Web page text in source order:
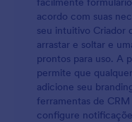
acordo com suas
seu intuitivo Criador
arrastar e soltar e
prontos para uso. A
permite que
adicione seu
ferramentas de
configure